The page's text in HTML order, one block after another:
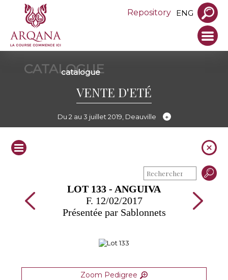
Repository ENG
CATALOGUE
catalogue
VENTE D'ETÉ
Du 2 au 3 juillet 2019, Deauville
LOT 133 - ANGUIVA
F. 12/02/2017
Présentée par Sablonnets
Zoom Pedigree